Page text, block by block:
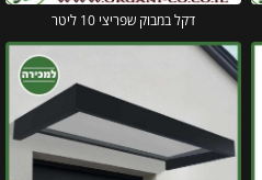
דקל במבוק שפריצי 10 ליטר